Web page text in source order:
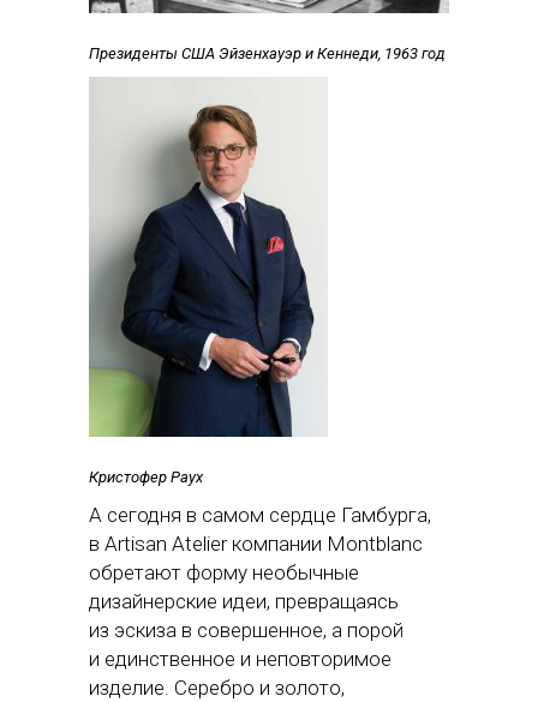
Президенты США Эйзенхауэр и Кеннеди, 1963 год
Кристофер Раух
А сегодня в самом сердце Гамбурга,
в Artisan Atelier компании Montblanc
обретают форму необычные
дизайнерские идеи, превращаясь
из эскиза в совершенное, а порой
и единственное и неповторимое
изделие. Серебро и золото,